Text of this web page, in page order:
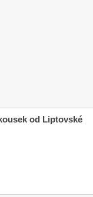
od Liptovské